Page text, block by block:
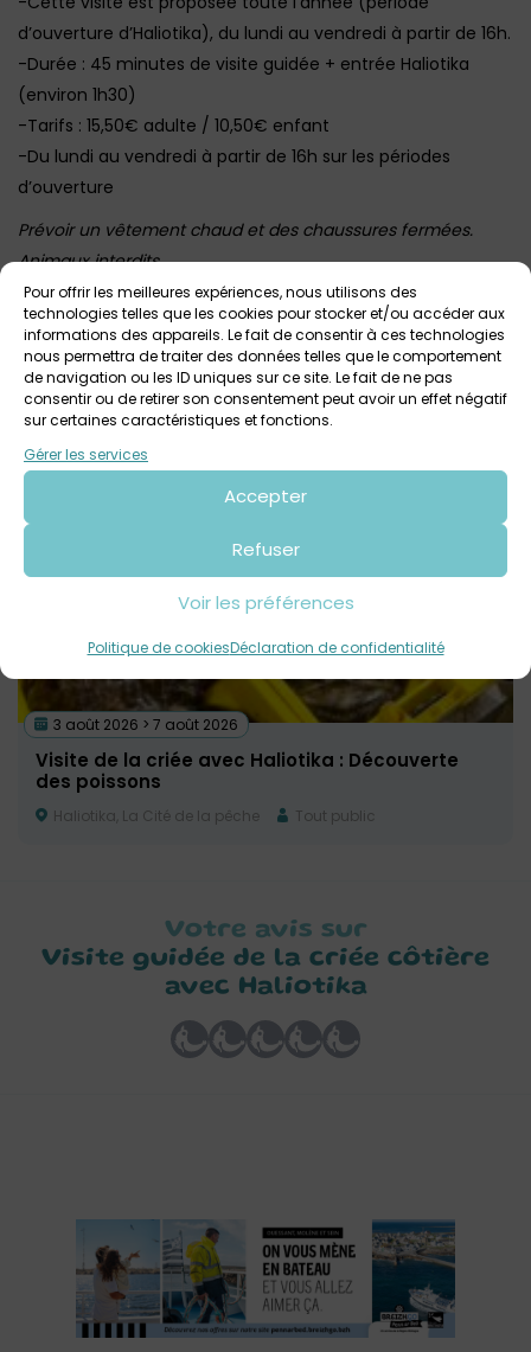
Pour offrir les meilleures expériences, nous utilisons des
technologies telles que les cookies pour stocker et/ou accéder aux
informations des appareils. Le fait de consentir à ces technologies
nous permettra de traiter des données telles que le comportement
de navigation ou les ID uniques sur ce site. Le fait de ne pas
consentir ou de retirer son consentement peut avoir un effet négatif
sur certaines caractéristiques et fonctions.
Gérer les services
Accepter
Refuser
Voir les préférences
Politique de cookiesDéclaration de confidentialité
d’ouverture d’Haliotika), du lundi au vendredi à partir de 16h.
-Durée : 45 minutes de visite guidée + entrée Haliotika
(environ 1h30)
-Tarifs : 15,50€ adulte / 10,50€ enfant
-Du lundi au vendredi à partir de 16h sur les périodes
d’ouverture
Prévoir un vêtement chaud et des chaussures fermées.
Animaux interdits
Cette visite est très prisée : la réservation est conseillée
Plus d’infos et accès billetterie ICI
Photo : Olivia Moysan
Autres événements
3 août 2026 > 7 août 2026
Visite de la criée avec Haliotika : Découverte
des poissons
Haliotika, La Cité de la pêche Tout public
Votre avis sur
Visite guidée de la criée côtière
avec Haliotika